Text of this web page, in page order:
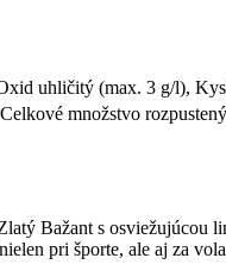
uhličitý (max. 3 g/l),
množstvo
Bažant s
pri športe, ale aj za